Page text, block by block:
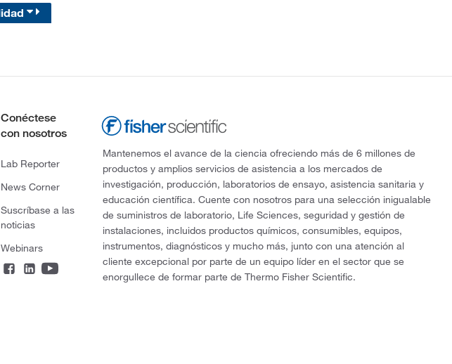
Conéctese
con nosotros
Lab Reporter
News Corner
Suscríbase a las
noticias
Webinars
Mantenemos el avance de la ciencia ofreciendo más de 6 millones de
productos y amplios servicios de asistencia a los mercados de
investigación, producción, laboratorios de ensayo, asistencia sanitaria y
educación científica. Cuente con nosotros para una selección inigualable
de suministros de laboratorio, Life Sciences, seguridad y gestión de
instalaciones, incluidos productos químicos, consumibles, equipos,
instrumentos, diagnósticos y mucho más, junto con una atención al
cliente excepcional por parte de un equipo líder en el sector que se
enorgullece de formar parte de Thermo Fisher Scientific.